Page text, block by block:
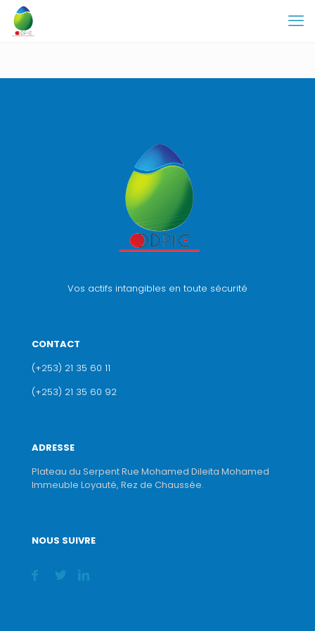
Vos actifs intangibles en toute sécurité
CONTACT
(+253) 21 35 60 11
(+253) 21 35 60 92
ADRESSE
Plateau du Serpent Rue Mohamed Dileita Mohamed
Immeuble Loyauté, Rez de Chaussée.
NOUS SUIVRE